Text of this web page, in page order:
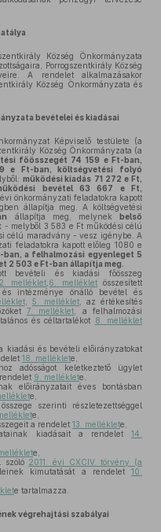
Község Önkormányzata
Porrogszentkirály Község
A rendelet alkalmazásakor
Község Önkormányzata és
bevételei és kiadásai
Képviselő testülete (a
Község Önkormányzata (a
főösszegét 74 159 e Ft-ban,
e Ft-ban, költségvetési folyó
működési kiadás 71 272 e Ft,
bevétel 63 667 e Ft,
önkormányzati feladatokra kapott
állapítja meg. A költségvetési
állapítja meg, melynekbelső
- melyből 3 583 e Ft működési célú
célú maradvány - vesz igénybe. A
feladatokra kapott előleg 1080 e
a felhalmozási egyenleget 5
2 503 e Ft-ban állapítja meg.
bevételi és kiadási főösszeg
2. melléklet 6. melléklet összesített
intézménye önálló bevétel és
, 5. melléklet, az értékesítés
7. melléklet , a felhalmozási
és céltartalékot 8. melléklet
kiadási és bevételi előirányzatokat
18. melléklete,
adósságot keletkeztető ügylet
9. melléklete,
előirányzatait éves bontásban
e,
szerinti részletezettséggel
e,
a rendelet 13. melléklete,
kiadásait a rendelet 14.
e,
szóló 2011. évi CXCIV. törvény (a
kimutatását a rendelet 10.
e tartalmazza.
végrehajtási szabályai